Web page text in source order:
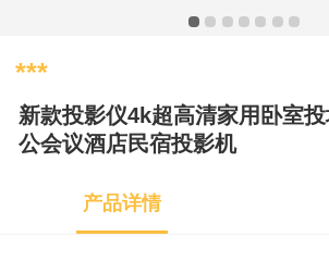
***
新款投影仪4k超高清家用卧室
公会议酒店民宿投影机
产品详情